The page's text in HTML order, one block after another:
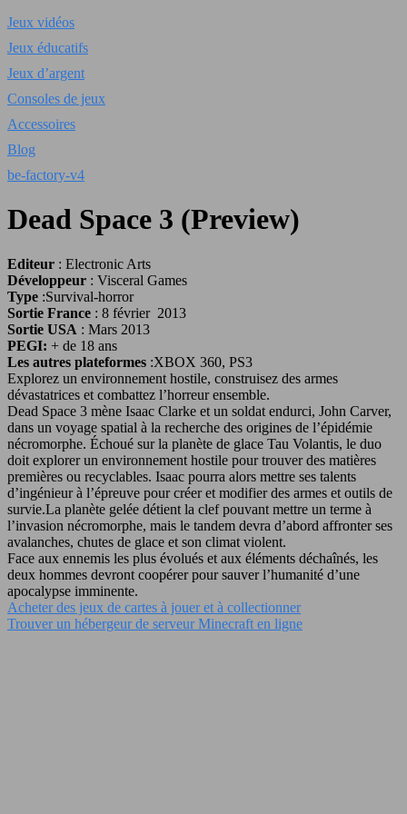
Jeux vidéos
Jeux éducatifs
Jeux d’argent
Consoles de jeux
Accessoires
Blog
be-factory-v4
Dead Space 3 (Preview)
Editeur : Electronic Arts
Développeur : Visceral Games
Type :Survival-horror
Sortie France : 8 février 2013
Sortie USA : Mars 2013
PEGI: + de 18 ans
Les autres plateformes :XBOX 360, PS3
Explorez un environnement hostile, construisez des armes
dévastatrices et combattez l’horreur ensemble.
Dead Space 3 mène Isaac Clarke et un soldat endurci, John Carver,
dans un voyage spatial à la recherche des origines de l’épidémie
nécromorphe. Échoué sur la planète de glace Tau Volantis, le duo
doit explorer un environnement hostile pour trouver des matières
premières ou recyclables. Isaac pourra alors mettre ses talents
d’ingénieur à l’épreuve pour créer et modifier des armes et outils de
survie.La planète gelée détient la clef pouvant mettre un terme à
l’invasion nécromorphe, mais le tandem devra d’abord affronter ses
avalanches, chutes de glace et son climat violent.
Face aux ennemis les plus évolués et aux éléments déchaînés, les
deux hommes devront coopérer pour sauver l’humanité d’une
apocalypse imminente.
Acheter des jeux de cartes à jouer et à collectionner
Trouver un hébergeur de serveur Minecraft en ligne